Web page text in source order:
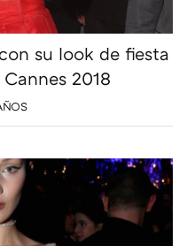
su look de fiesta
2018